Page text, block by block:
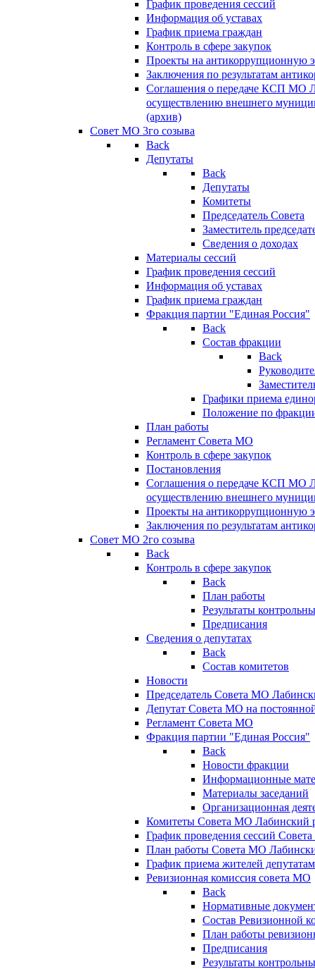
График проведения сессий
Информация об уставах
График приема граждан
Контроль в сфере закупок
Проекты на антикоррупционную
Заключения по результатам
Соглашения о передаче КСП МО
осуществлению внешнего
(архив)
Совет МО 3го созыва
Back
Депутаты
Back
Депутаты
Комитеты
Председатель Совета
Заместитель
Сведения о доходах
Материалы сессий
График проведения сессий
Информация об уставах
График приема граждан
Фракция партии "Единая Россия"
Back
Состав фракции
Back
Графики приема
Положение по
План работы
Регламент Совета МО
Контроль в сфере закупок
Постановления
Соглашения о передаче КСП МО
осуществлению внешнего
Проекты на антикоррупционную
Заключения по результатам
Совет МО 2го созыва
Back
Контроль в сфере закупок
Back
План работы
Результаты
Предписания
Сведения о депутатах
Back
Состав комитетов
Новости
Председатель Совета МО
Депутат Совета МО на
Регламент Совета МО
Фракция партии "Единая Россия"
Back
Новости фракции
Информационные
Материалы заседаний
Организационная
Комитеты Совета МО Лабинский
График проведения сессий
План работы Совета МО
График приема жителей
Ревизионная комиссия совета МО
Back
Нормативные
Состав Ревизионной
План работы
Предписания
Результаты